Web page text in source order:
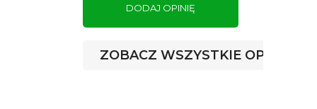
DODAJ OPINIĘ
ZOBACZ WSZYSTKIE OPINIE